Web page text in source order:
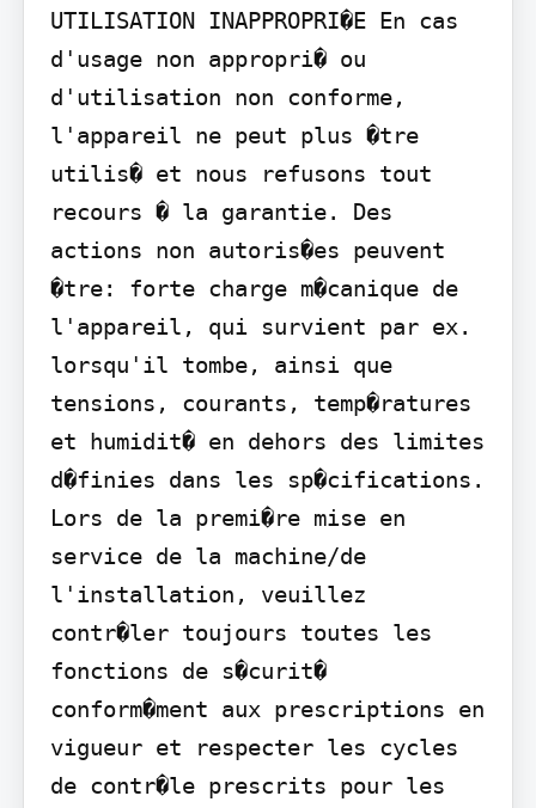
UTILISATION INAPPROPRI�E En cas
d'usage non appropri� ou
d'utilisation non conforme,
l'appareil ne peut plus �tre
utilis� et nous refusons tout
recours � la garantie. Des
actions non autoris�es peuvent
�tre: forte charge m�canique de
l'appareil, qui survient par ex.
lorsqu'il tombe, ainsi que
tensions, courants, temp�ratures
et humidit� en dehors des limites
d�finies dans les sp�cifications.
Lors de la premi�re mise en
service de la machine/de
l'installation, veuillez
contr�ler toujours toutes les
fonctions de s�curit�
conform�ment aux prescriptions en
vigueur et respecter les cycles
de contr�le prescrits pour les